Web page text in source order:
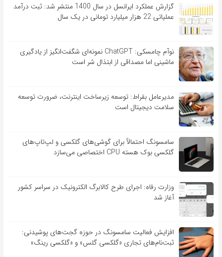
گزارش عملکرد ایرانسل در سال 1400 منتشر شد: ثبت درآمد
عملیاتی 22 هزار میلیارد تومانی در یک سال
نوآم چامسکی: ChatGPT نمونه‌ای شگفت‌انگیز از یادگیری
ماشینی اما مصداقی از ابتذال شر است
مدیرعامل بقراط: توسعه زیرساخت اینترنت، ضرورت توسعه
سلامت دیجیتال است
سامسونگ احتمالاً برای گوشی‌های گلکسی و لپ‌تاپ‌های
گلکسی بوک هسته CPU اختصاصی می‌سازد
وزارت رفاه: اجرای طرح کالابرگ الکترونیک در سراسر کشور
آغاز شد
افزایش فعالیت سامسونگ در حوزه گجت‌های پوشیدنی:
ثبت‌نام‌های تجاری «گلکسی گلس» و «گلکسی رینگ»